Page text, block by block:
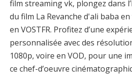
film streaming vk, plongez dans
du film La Revanche d'ali baba
en VOSTFR. Profitez d’une
personnalisée avec des
1080p, voire en VOD, pour une
ce chef-d’oeuvre